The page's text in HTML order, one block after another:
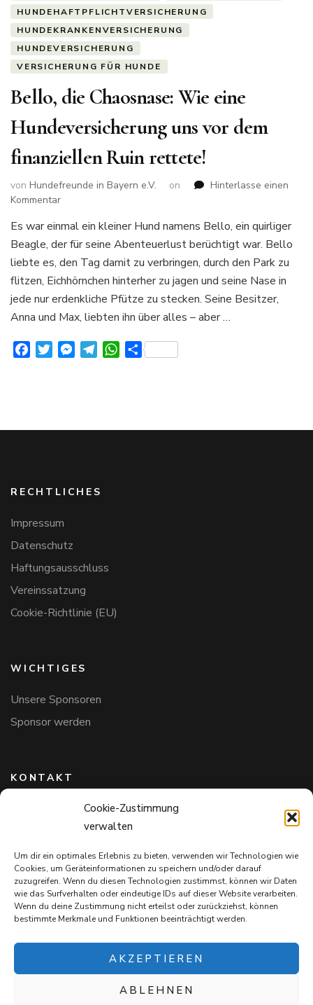
Cookie-Zustimmung
verwalten
Um dir ein optimales Erlebnis zu bieten, verwenden wir Technologien wie
Cookies, um Geräteinformationen zu speichern und/oder darauf
zuzugreifen. Wenn du diesen Technologien zustimmst, können wir Daten
wie das Surfverhalten oder eindeutige IDs auf dieser Website verarbeiten.
Wenn du deine Zustimmung nicht erteilst oder zurückziehst, können
bestimmte Merkmale und Funktionen beeinträchtigt werden.
AKZEPTIEREN
ABLEHNEN
HUNDEHAFTPFLICHTVERSICHERUNG
HUNDEKRANKENVERSICHERUNG
HUNDEVERSICHERUNG
VERSICHERUNG FÜR HUNDE
Bello, die Chaosnase: Wie eine
Hundeversicherung uns vor dem
finanziellen Ruin rettete!
von Hundefreunde in Bayern e.V. on
Hinterlasse einen
Kommentarzu
die
Chaosnase:
Wie
Hundeversicherung
uns
vor
finanziellen
Ruin
Es war einmal ein kleiner Hund namens Bello, ein quirliger
Beagle, der für seine Abenteuerlust berüchtigt war. Bello
liebte es, den Tag damit zu verbringen, durch den Park zu
flitzen, Eichhörnchen hinterher zu jagen und seine Nase in
jede nur erdenkliche Pfütze zu stecken. Seine Besitzer,
Anna und Max, liebten ihn über alles – aber …
FacebookTwitterMessenger
TelegramWhatsApp
Teilen
RECHTLICHES
Impressum
Datenschutz
Haftungsausschluss
Vereinssatzung
Cookie-Richtlinie (EU)
WICHTIGES
Unsere Sponsoren
Sponsor werden
KONTAKT
Hundefreunde in Bayern e.V.
Markus Willi Ebert
97711 Maßbach
+49 172 85 64 937
Hundefreundeinbayern@web.de